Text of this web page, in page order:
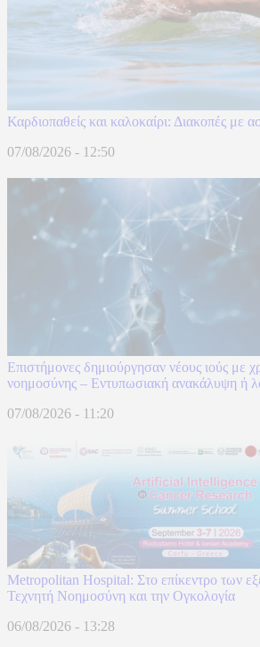
Καρδιοπαθείς και καλοκαίρι: Διακοπές με
07/08/2026 - 12:50
Επιστήμονες δημιούργησαν νέους ιούς με
νοημοσύνης – Εντυπωσιακή ανακάλυψη ή
07/08/2026 - 11:20
Metropolitan Hospital: Στο επίκεντρο των
Τεχνητή Νοημοσύνη και την Ογκολογία
06/08/2026 - 13:28